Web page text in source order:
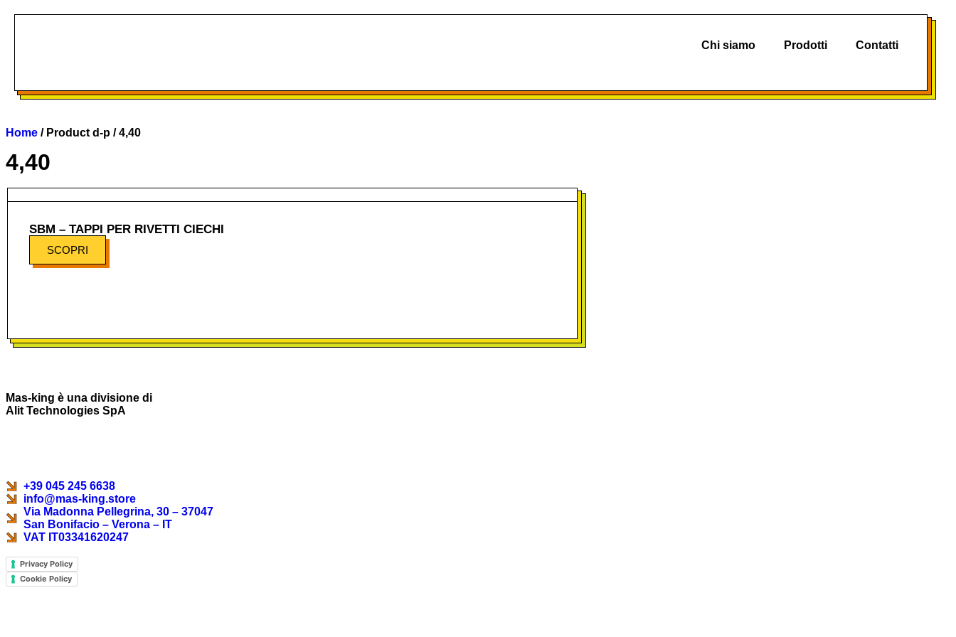
Chi siamo Prodotti Contatti
Home / Product d-p / 4,40
4,40
SBM – TAPPI PER RIVETTI CIECHI
SCOPRI
Mas-king è una divisione di
Alit Technologies SpA
+39 045 245 6638
info@mas-king.store
Via Madonna Pellegrina, 30 – 37047
San Bonifacio – Verona – IT
VAT IT03341620247
Privacy Policy
Cookie Policy